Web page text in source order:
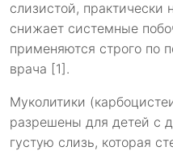
слизистой, практически
снижает системные
применяются строго по
врача [1].
Муколитики
разрешены для детей с
густую слизь, которая